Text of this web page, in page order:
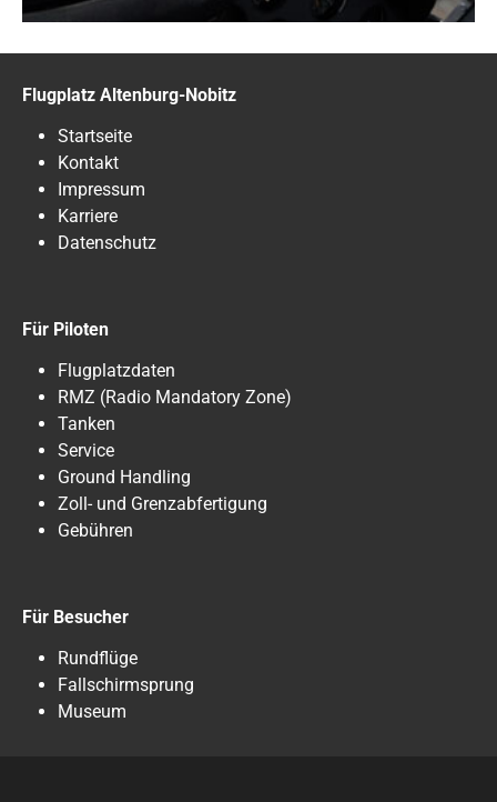
Flugplatz Altenburg-Nobitz
Startseite
Kontakt
Impressum
Karriere
Datenschutz
Für Piloten
Flugplatzdaten
RMZ (Radio Mandatory Zone)
Tanken
Service
Ground Handling
Zoll- und Grenzabfertigung
Gebühren
Für Besucher
Rundflüge
Fallschirmsprung
Museum